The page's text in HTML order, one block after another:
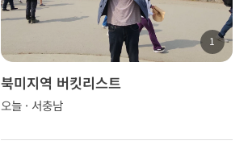
1
북미지역 버킷리스트
오늘 · 서충남